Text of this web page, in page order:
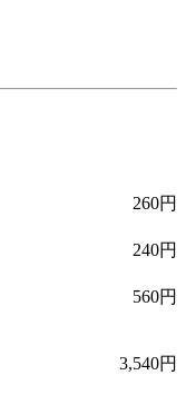
260円
240円
560円
3,540円